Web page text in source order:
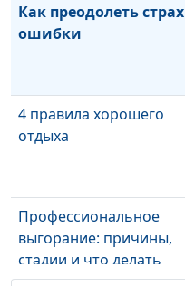
Как преодолеть страх
ошибки
4 правила хорошего
отдыха
Профессиональное
выгорание: причины,
стадии и что делать